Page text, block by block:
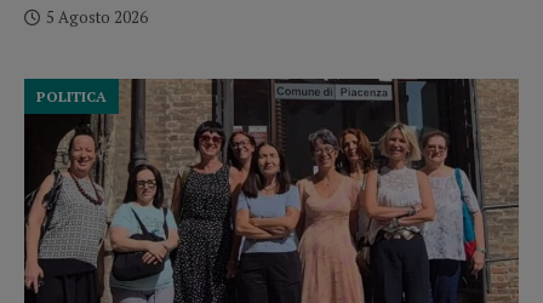
5 Agosto 2026
POLITICA